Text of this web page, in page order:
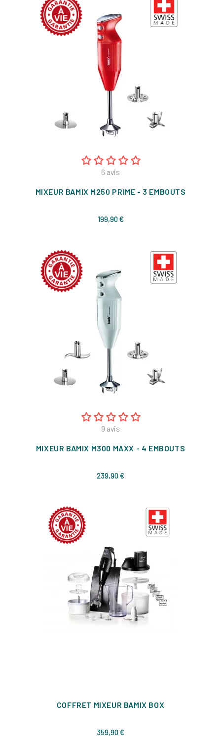
6 avis
MIXEUR BAMIX M250 PRIME - 3 EMBOUTS
199,90 €Prix
9 avis
MIXEUR BAMIX M300 MAXX - 4 EMBOUTS
239,90 €
COFFRET MIXEUR BAMIX BOX
359,90 €